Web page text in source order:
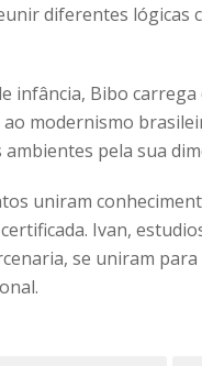
diferentes lógicas
infância, Bibo
modernismo
pela sua
uniram
Ivan,
se uniram